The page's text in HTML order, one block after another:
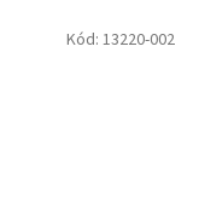
Kód: 13220-002